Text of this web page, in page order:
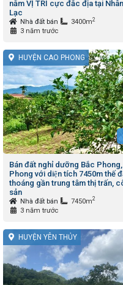
nằm VỊ TRÍ cực đắc địa tại
Lạc
Nhà đất bán 3400m2
3 năm trước
HUYỆN CAO PHONG
Bán đất nghỉ dưỡng Bắc
Phong với diện tích 7450m thế
thoáng gần trung tâm thị trấn,
sản
Nhà đất bán 7450m2
3 năm trước
HUYỆN YÊN THỦY